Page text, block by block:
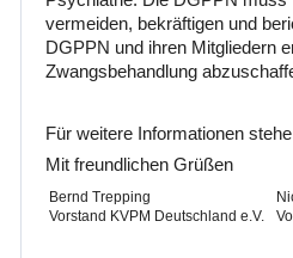
vermeiden, bekräftigen und
DGPPN und ihren Mitgliedern
Zwangsbehandlung
Für weitere Informationen
Mit freundlichen Grüßen
Bernd Trepping
Vorstand KVPM Deutschland e.V.